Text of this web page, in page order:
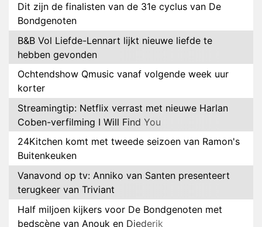
Dit zijn de finalisten van de 31e cyclus van De
Bondgenoten
B&B Vol Liefde-Lennart lijkt nieuwe liefde te
hebben gevonden
Ochtendshow Qmusic vanaf volgende week uur
korter
Streamingtip: Netflix verrast met nieuwe Harlan
Coben-verfilming I Will Find You
24Kitchen komt met tweede seizoen van Ramon's
Buitenkeuken
Vanavond op tv: Anniko van Santen presenteert
terugkeer van Triviant
Half miljoen kijkers voor De Bondgenoten met
bedscène van Anouk en Diederik